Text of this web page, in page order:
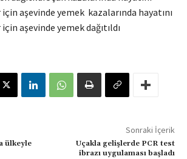
aşevinde yemek kazalarında hayatını
aşevinde yemek dağıtıldı
ülkeyle
Sonraki İçerik
Uçakla gelişlerde PCR test
ibrazı uygulaması başladı